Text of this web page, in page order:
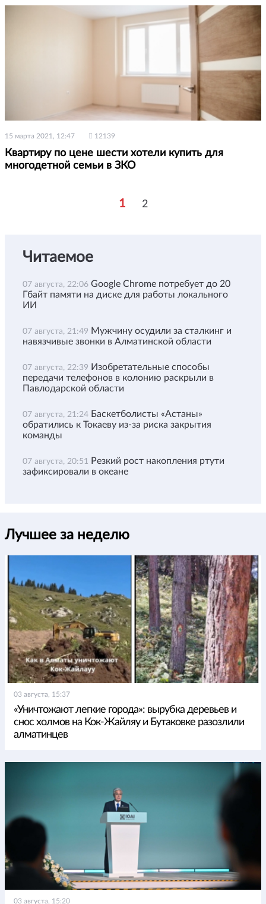
15 марта 2021, 12:47 12139
Квартиру по цене шести хотели купить для
многодетной семьи в ЗКО
1 2
Читаемое
07 августа, 22:06 Google Chrome потребует до 20
Гбайт памяти на диске для работы локального
ИИ
07 августа, 21:49 Мужчину осудили за сталкинг и
навязчивые звонки в Алматинской области
07 августа, 22:39 Изобретательные способы
передачи телефонов в колонию раскрыли в
Павлодарской области
07 августа, 21:24 Баскетболисты «Астаны»
обратились к Токаеву из-за риска закрытия
команды
07 августа, 20:51
Резкий рост накопления ртути
зафиксировали в океане
Лучшее за неделю
03 августа, 15:37
«Уничтожают легкие города»: вырубка деревьев и
снос холмов на Кок-Жайляу и Бутаковке разозлили
алматинцев
03 августа, 15:20